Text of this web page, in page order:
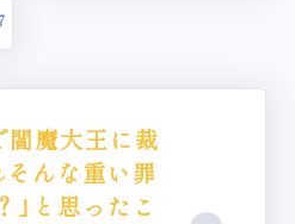
7
閻魔大王に裁
んな重い罪
｣と思ったこ